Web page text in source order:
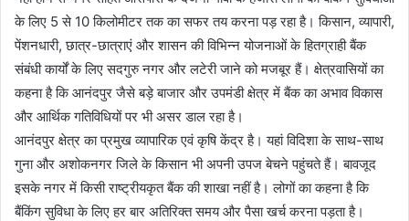
के लिए 5 से 10 किलोमीटर तक का सफर तय करना पड़ रहा है। किसान, व्यापारी,
पेंशनधारी, छात्र-छात्राएं और शासन की विभिन्न योजनाओं के हितग्राही बैंक
संबंधी कार्यों के लिए सदगुरु नगर और लटेरी जाने को मजबूर हैं। क्षेत्रवासियों का
कहना है कि आनंदपुर जैसे बड़े बाजार और उपमंडी क्षेत्र में बैंक का अभाव विकास
और आर्थिक गतिविधियों पर भी असर डाल रहा है।
आनंदपुर क्षेत्र का प्रमुख व्यापारिक एवं कृषि केंद्र है। यहां विदिशा के साथ-साथ
गुना और अशोकनगर जिले के किसान भी अपनी उपज बेचने पहुंचते हैं। बावजूद
इसके नगर में किसी राष्ट्रीयकृत बैंक की शाखा नहीं है। लोगों का कहना है कि
बैंकिंग सुविधा के लिए हर बार अतिरिक्त समय और पैसा खर्च करना पड़ता है।